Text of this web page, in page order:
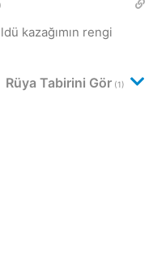
kazağımın rengi
Rüya Tabirini Gör (1)